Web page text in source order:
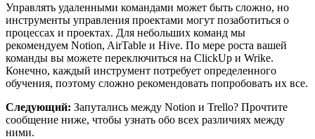
Управлять удаленными командами может быть сложно, но
инструменты управления проектами могут позаботиться о
процессах и проектах. Для небольших команд мы
рекомендуем Notion, AirTable и Hive. По мере роста вашей
команды вы можете переключиться на ClickUp и Wrike.
Конечно, каждый инструмент потребует определенного
обучения, поэтому сложно рекомендовать попробовать их все.
Следующий: Запутались между Notion и Trello? Прочтите
сообщение ниже, чтобы узнать обо всех различиях между
ними.